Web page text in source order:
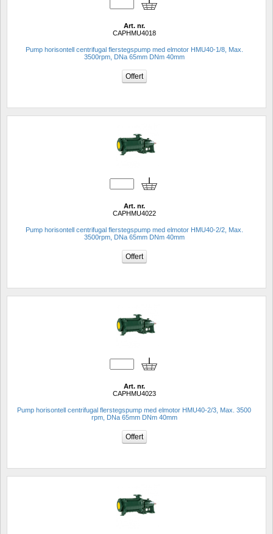
Art. nr.
CAPHMU4018
Pump horisontell centrifugal flerstegspump med elmotor HMU40-1/8, Max.
3500rpm, DNa 65mm DNm 40mm
Art. nr.
CAPHMU4022
Pump horisontell centrifugal flerstegspump med elmotor HMU40-2/2, Max.
3500rpm, DNa 65mm DNm 40mm
Art. nr.
CAPHMU4023
Pump horisontell centrifugal flerstegspump med elmotor HMU40-2/3, Max. 3500
rpm, DNa 65mm DNm 40mm